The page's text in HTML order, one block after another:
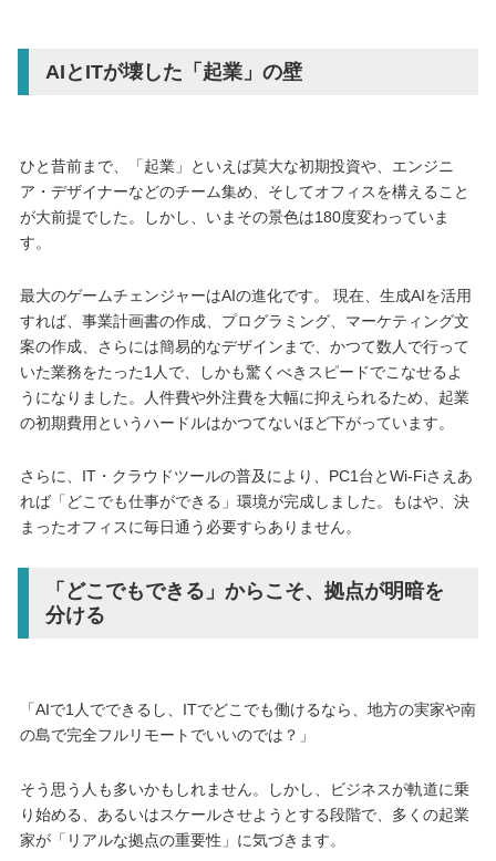
AIとITが壊した「起業」の壁
ひと昔前まで、「起業」といえば莫大な初期投資や、エンジニ
ア・デザイナーなどのチーム集め、そしてオフィスを構えること
が大前提でした。しかし、いまその景色は180度変わっていま
す。
最大のゲームチェンジャーはAIの進化です。 現在、生成AIを活用
すれば、事業計画書の作成、プログラミング、マーケティング文
案の作成、さらには簡易的なデザインまで、かつて数人で行って
いた業務をたった1人で、しかも驚くべきスピードでこなせるよ
うになりました。人件費や外注費を大幅に抑えられるため、起業
の初期費用というハードルはかつてないほど下がっています。
さらに、IT・クラウドツールの普及により、PC1台とWi-Fiさえあ
れば「どこでも仕事ができる」環境が完成しました。もはや、決
まったオフィスに毎日通う必要すらありません。
「どこでもできる」からこそ、拠点が明暗を
分ける
「AIで1人でできるし、ITでどこでも働けるなら、地方の実家や南
の島で完全フルリモートでいいのでは？」
そう思う人も多いかもしれません。しかし、ビジネスが軌道に乗
り始める、あるいはスケールさせようとする段階で、多くの起業
家が「リアルな拠点の重要性」に気づきます。